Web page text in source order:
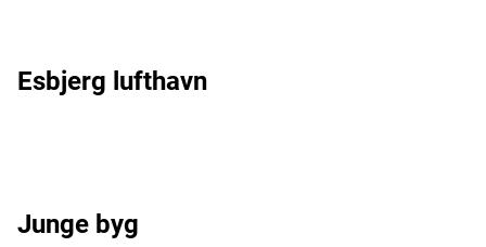
Esbjerg lufthavn
Junge byg